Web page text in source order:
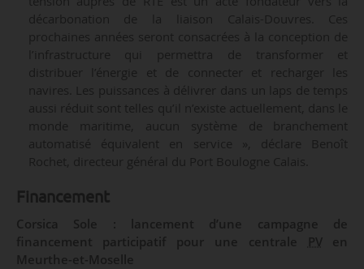
décarbonation de la liaison Calais-Douvres. Ces
prochaines années seront consacrées à la conception de
l’infrastructure qui permettra de transformer et
distribuer l’énergie et de connecter et recharger les
navires. Les puissances à délivrer dans un laps de temps
aussi réduit sont telles qu’il n’existe actuellement, dans le
monde maritime, aucun système de branchement
automatisé équivalent en service », déclare Benoît
Rochet, directeur général du Port Boulogne Calais.
Financement
Corsica Sole : lancement d’une campagne de
financement participatif pour une centrale
PVen
Meurthe-et-Moselle